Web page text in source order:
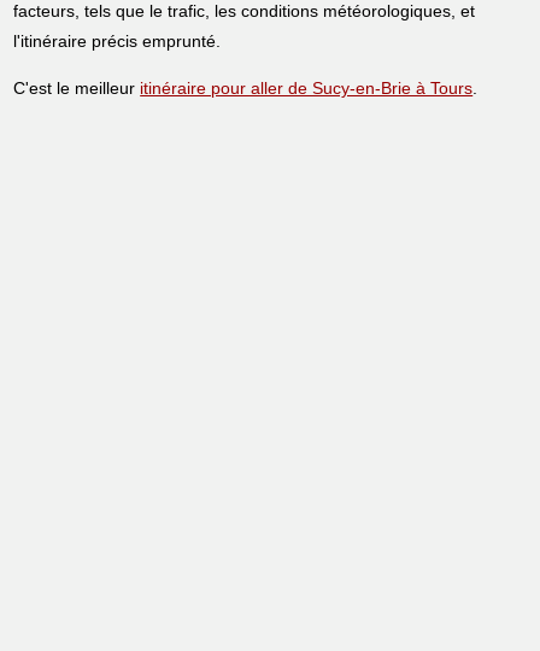
facteurs, tels que le trafic, les conditions météorologiques, et
l'itinéraire précis emprunté.
C'est le meilleur itinéraire pour aller de Sucy-en-Brie à Tours.